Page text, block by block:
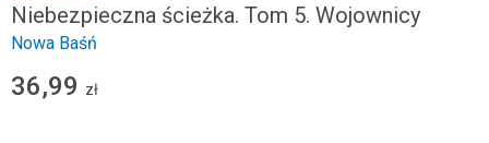
Niebezpieczna ścieżka. Tom 5. Wojownicy
Nowa Baśń
36,99 zł